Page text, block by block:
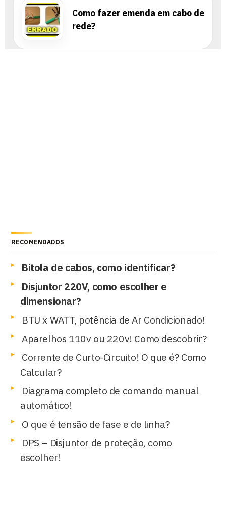
Como fazer emenda em cabo de
rede?
RECOMENDADOS
Bitola de cabos, como identificar?
Disjuntor 220V, como escolher e
dimensionar?
BTU x WATT, potência de Ar Condicionado!
Aparelhos 110v ou 220v! Como descobrir?
Corrente de Curto-Circuito! O que é? Como
Calcular?
Diagrama completo de comando manual
automático!
O que é tensão de fase e de linha?
DPS – Disjuntor de proteção, como
escolher!